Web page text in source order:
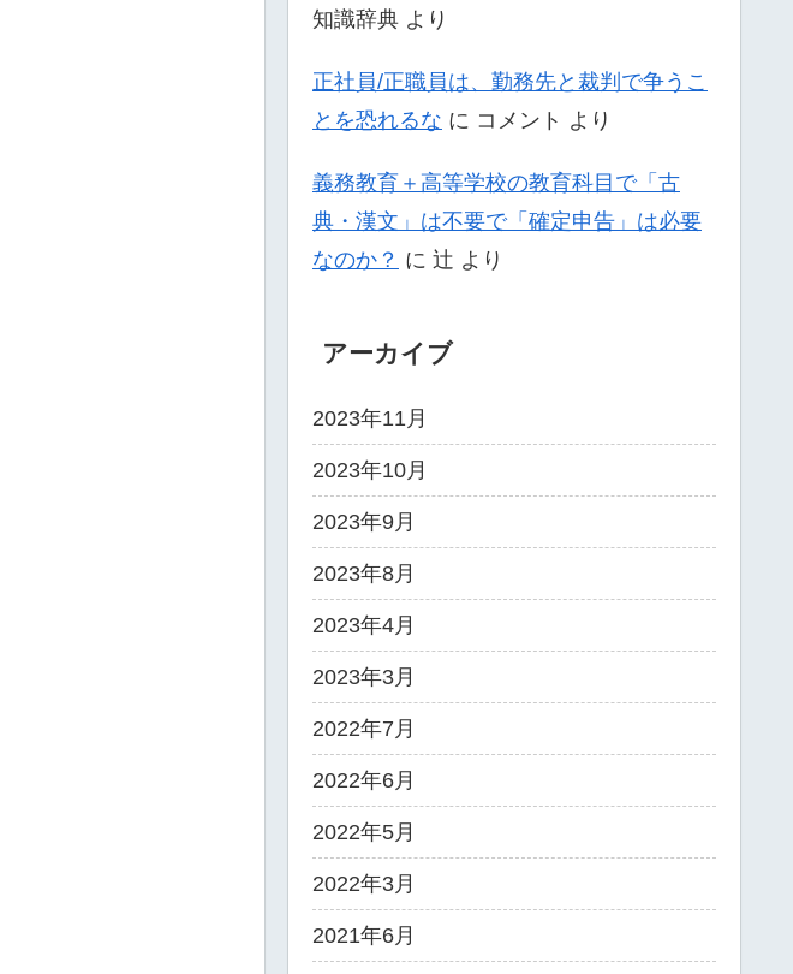
知識辞典 より
正社員/正職員は、勤務先と裁判で争うこ
とを恐れるな に コメント より
義務教育＋高等学校の教育科目で「古
典・漢文」は不要で「確定申告」は必要
なのか？ に 辻 より
アーカイブ
2023年11月
2023年10月
2023年9月
2023年8月
2023年4月
2023年3月
2022年7月
2022年6月
2022年5月
2022年3月
2021年6月